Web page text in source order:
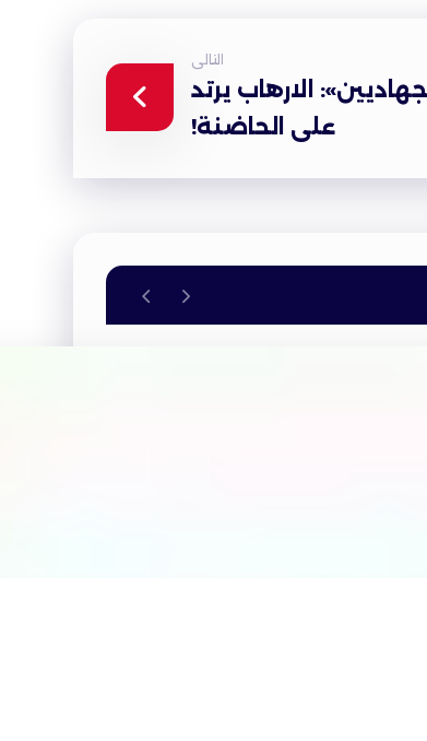
التالى
الارهاب يرتد
على الحاضنة!